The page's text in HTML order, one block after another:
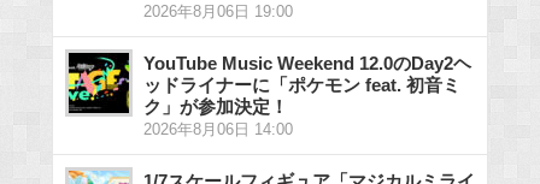
2026年8月06日 19:00
YouTube Music Weekend 12.0のDay2ヘ
ッドライナーに「ポケモン feat. 初音ミ
ク」が参加決定！
2026年8月06日 14:00